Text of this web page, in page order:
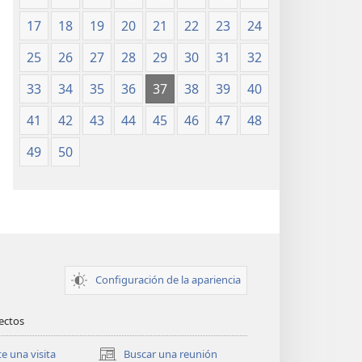
17
18 19 20 21 22 23
24
25
26 27 28 29 30 31
32
33
34 35 36 37 38 39
40
41
42 43 44 45 46 47
48
49
50
Configuración de la apariencia
una visita Buscar una reunión